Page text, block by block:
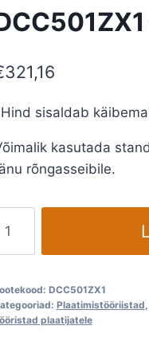
321,16
sisaldab
kasutada
rõngasseibile.
DCC501ZX1
Plaatimistööriistad,
plaatijatele